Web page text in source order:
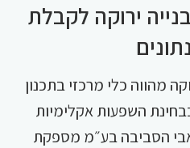
ירוקה לקבלת
מהווה כלי מרכזי בתכנון
השפעות אקלימיות
הסביבה בע״מ מספקת